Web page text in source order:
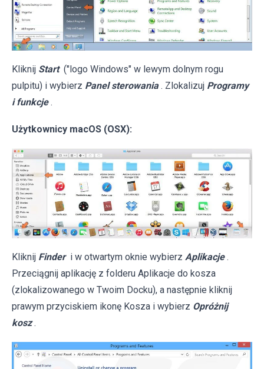
Kliknij Start ("logo Windows" w lewym dolnym rogu
pulpitu) i wybierz Panel sterowania . Zlokalizuj Programy
i funkcje .
Użytkownicy macOS (OSX):
Kliknij Finder i w otwartym oknie wybierz Aplikacje .
Przeciągnij aplikację z folderu Aplikacje do kosza
(zlokalizowanego w Twoim Docku), a następnie kliknij
prawym przyciskiem ikonę Kosza i wybierz Opróżnij
kosz .